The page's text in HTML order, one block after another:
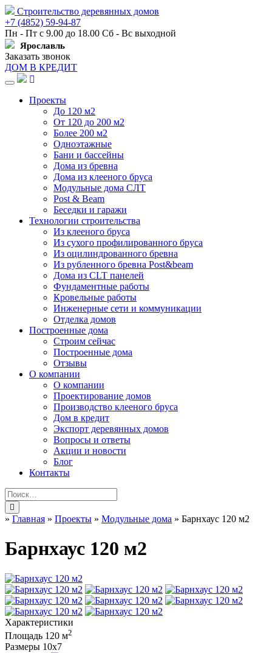
Строительство деревянных домов
+7 (4852) 59-94-87
Пн - Пт с 9.00 до 18.00 Сб - Вс выходной
Ярославль
Заказать звонок
ДОМ В КРЕДИТ
Навигация
Проекты
До 120 м2
От 120 до 200 м2
Более 200 м2
Одноэтажные
Бани и бассейны
Дома из бревна
Дома из клееного бруса
Модульные дома СЛТ
Post & Beam
Беседки и гаражи
Технологии строительства
Из клееного бруса
Из сухого профилированного бруса
Из оцилиндрованного бревна
Из рубленного бревна Post&beam
Дома из CLT панелей
Фундаментные работы
Кровельные работы
Инженерные сети и коммуникации
Отделка домов
Построенные дома
Строим сейчас
Построенные дома
Отзывы
О компании
О компании
Проектирование домов
Производство клееного бруса
Дом в кредит
Экспорт деревянных домов
Вопросы и ответы
Акции и новости
Блог
Контакты
» Главная » Проекты » Модульные дома » Барнхаус 120 м2
Барнхаус 120 м2
Характеристики
Площадь 120 м2
Размеры 10x7